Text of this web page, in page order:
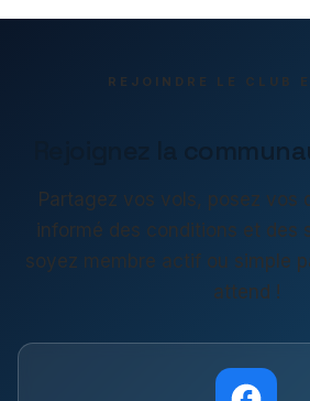
REJOINDRE LE CLUB
Rejoignez la
Partagez vos vols, posez vos
informé des conditions et des
soyez membre actif ou simple
attend !